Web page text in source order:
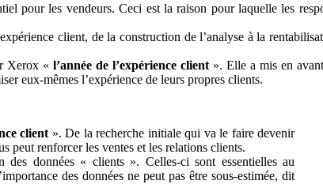
pour les vendeurs. Ceci est la raison pour laquelle les
client, de la construction de l’analyse à la
Xerox « l’année de l’expérience client ». Elle a mis en
eux-mêmes l’expérience de leurs propres clients.
client ». De la recherche initiale qui va le faire devenir
peut renforcer les ventes et les relations clients.
des données « clients ». Celles-ci sont essentielles au
des données ne peut pas être sous-estimée, dit